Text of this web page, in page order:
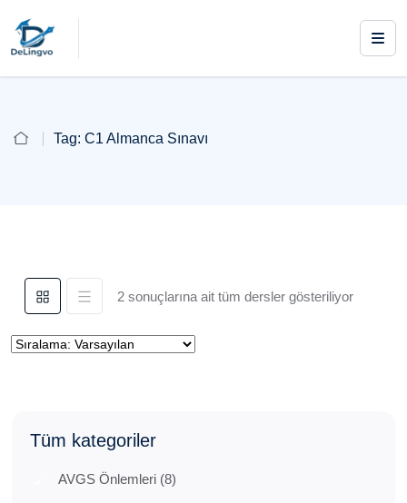
Tag: C1 Almanca Sınavı
2 sonuçlarına ait tüm dersler gösteriliyor
Tüm kategoriler
AVGS Önlemleri (8)